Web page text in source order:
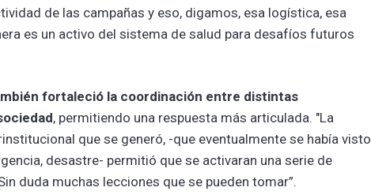
de las campañas y eso, digamos, esa logística, esa
es un activo del sistema de salud para desafíos futuros
fortaleció la coordinación entre distintas
, permitiendo una respuesta más articulada. "La
que se generó, -que eventualmente se había visto
desastre- permitió que se activaran una serie de
duda muchas lecciones que se pueden tomar”.